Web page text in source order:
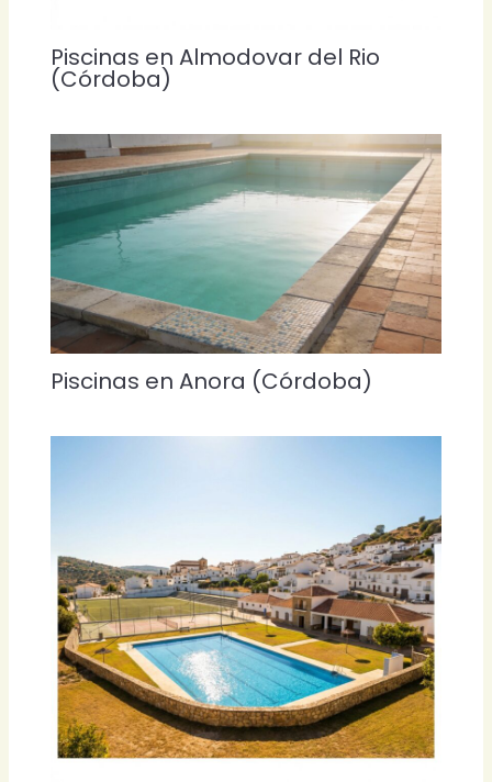
Piscinas en Almodovar del Rio
(Córdoba)
Piscinas en Anora (Córdoba)